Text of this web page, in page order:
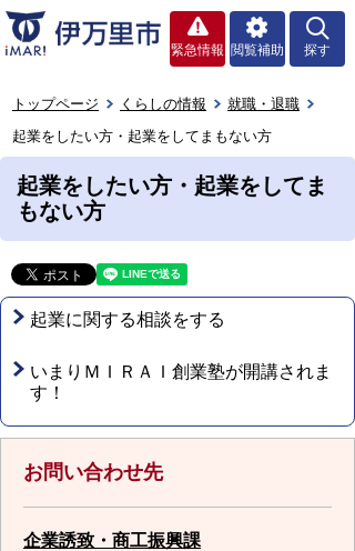
緊急情報 閲覧補助 探す
トップページ くらしの情報
就職・退職
起業をしたい方・起業をしてまもない方
起業をしたい方・起業をしてま
もない方
起業に関する相談をする
いまりＭＩＲＡＩ創業塾が開講されま
す！
お問い合わせ先
企業誘致・商工振興課